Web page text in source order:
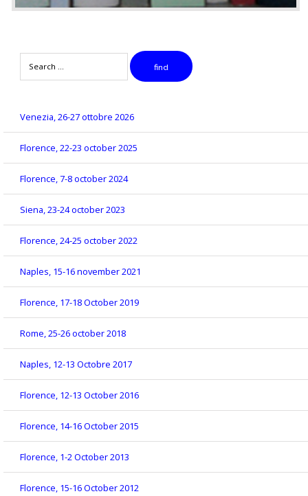
find
Venezia, 26-27 ottobre 2026
Florence, 22-23 october 2025
Florence, 7-8 october 2024
Siena, 23-24 october 2023
Florence, 24-25 october 2022
Naples, 15-16 november 2021
Florence, 17-18 October 2019
Rome, 25-26 october 2018
Naples, 12-13 Octobre 2017
Florence, 12-13 October 2016
Florence, 14-16 October 2015
Florence, 1-2 October 2013
Florence, 15-16 October 2012